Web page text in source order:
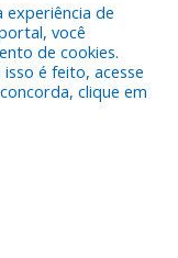
experiência de
você
de cookies.
é feito, acesse
clique em